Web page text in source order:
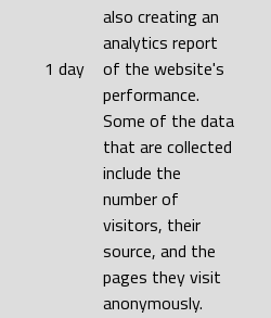
1 day
also creating an
analytics report
of the website's
performance.
Some of the data
that are collected
include the
number of
visitors, their
source, and the
pages they visit
anonymously.